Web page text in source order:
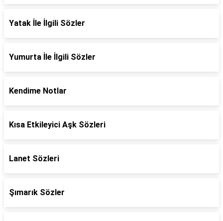
Yatak İle İlgili Sözler
Yumurta İle İlgili Sözler
Kendime Notlar
Kısa Etkileyici Aşk Sözleri
Lanet Sözleri
Şımarık Sözler